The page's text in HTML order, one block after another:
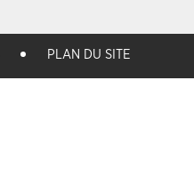
PLAN DU SITE